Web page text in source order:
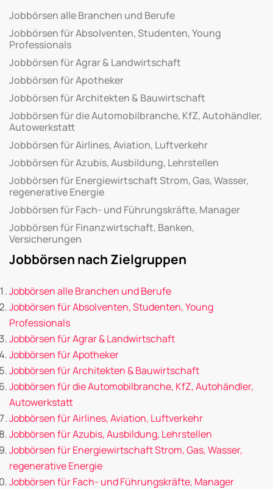
Jobbörsen alle Branchen und Berufe
Jobbörsen für Absolventen, Studenten, Young
Professionals
Jobbörsen für Agrar & Landwirtschaft
Jobbörsen für Apotheker
Jobbörsen für Architekten & Bauwirtschaft
Jobbörsen für die Automobilbranche, KfZ, Autohändler,
Autowerkstatt
Jobbörsen für Airlines, Aviation, Luftverkehr
Jobbörsen für Azubis, Ausbildung, Lehrstellen
Jobbörsen für Energiewirtschaft Strom, Gas, Wasser,
regenerative Energie
Jobbörsen für Fach- und Führungskräfte, Manager
Jobbörsen für Finanzwirtschaft, Banken,
Versicherungen
Jobbörsen nach Zielgruppen
Jobbörsen alle Branchen und Berufe
Jobbörsen für Absolventen, Studenten, Young
Professionals
Jobbörsen für Agrar & Landwirtschaft
Jobbörsen für Apotheker
Jobbörsen für Architekten & Bauwirtschaft
Jobbörsen für die Automobilbranche, KfZ, Autohändler,
Autowerkstatt
Jobbörsen für Airlines, Aviation, Luftverkehr
Jobbörsen für Azubis, Ausbildung, Lehrstellen
Jobbörsen für Energiewirtschaft Strom, Gas, Wasser,
regenerative Energie
Jobbörsen für Fach- und Führungskräfte, Manager